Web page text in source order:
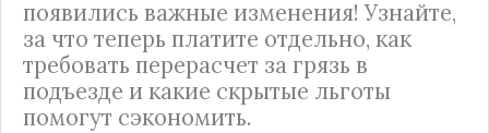
появились важные изменения! Узнайте,
за что теперь платите отдельно, как
требовать перерасчет за грязь в
подъезде и какие скрытые льготы
помогут сэкономить.